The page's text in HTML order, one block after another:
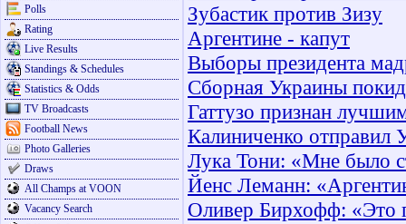
Polls
Rating
Live Results
Standings & Schedules
Statistics & Odds
TV Broadcasts
Football News
Photo Galleries
Draws
All Champs at VOON
Vacancy Search
Зубастик против Зизу
Аргентине - капут
Выборы президента
Сборная Украины
Гаттузо признан
Калиниченко отправил
Лука Тони: «Мне было
Йенс Леманн:
Оливер Бирхофф: «Это